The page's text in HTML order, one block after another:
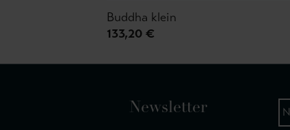
Buddha klein
133,20 €
Newsletter